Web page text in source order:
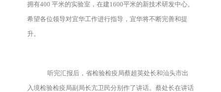
拥有400 平米的实验室，在建1600平米的新技术研发中心。
希望各位领导对宜华工作进行指导，宜华将不断完善和提
升。
听完汇报后，省检验检疫局蔡超英处长和汕头市出
入境检验检疫局副局长亢卫民分别作了讲话。蔡处长在讲话